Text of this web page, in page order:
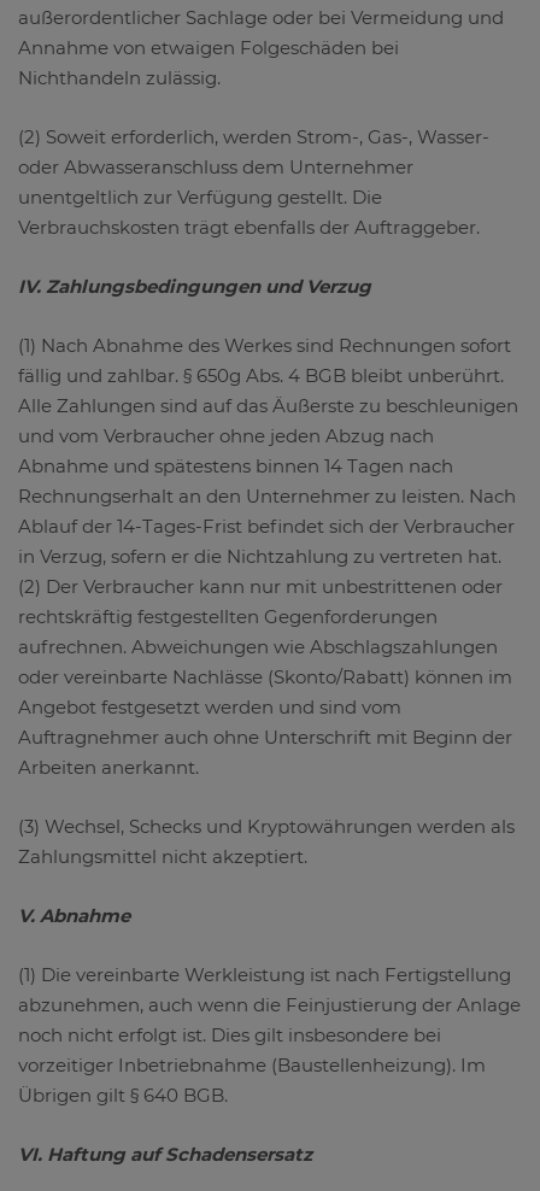
außerordentlicher Sachlage oder bei Vermeidung und
Annahme von etwaigen Folgeschäden bei
Nichthandeln zulässig.
(2) Soweit erforderlich, werden Strom-, Gas-, Wasser-
oder Abwasseranschluss dem Unternehmer
unentgeltlich zur Verfügung gestellt. Die
Verbrauchskosten trägt ebenfalls der Auftraggeber.
IV. Zahlungsbedingungen und Verzug
(1) Nach Abnahme des Werkes sind Rechnungen sofort
fällig und zahlbar. § 650g Abs. 4 BGB bleibt unberührt.
Alle Zahlungen sind auf das Äußerste zu beschleunigen
und vom Verbraucher ohne jeden Abzug nach
Abnahme und spätestens binnen 14 Tagen nach
Rechnungserhalt an den Unternehmer zu leisten. Nach
Ablauf der 14-Tages-Frist befindet sich der Verbraucher
in Verzug, sofern er die Nichtzahlung zu vertreten hat.
(2) Der Verbraucher kann nur mit unbestrittenen oder
rechtskräftig festgestellten Gegenforderungen
aufrechnen. Abweichungen wie Abschlagszahlungen
oder vereinbarte Nachlässe (Skonto/Rabatt) können im
Angebot festgesetzt werden und sind vom
Auftragnehmer auch ohne Unterschrift mit Beginn der
Arbeiten anerkannt.
(3) Wechsel, Schecks und Kryptowährungen werden als
Zahlungsmittel nicht akzeptiert.
V. Abnahme
(1) Die vereinbarte Werkleistung ist nach Fertigstellung
abzunehmen, auch wenn die Feinjustierung der Anlage
noch nicht erfolgt ist. Dies gilt insbesondere bei
vorzeitiger Inbetriebnahme (Baustellenheizung). Im
Übrigen gilt § 640 BGB.
VI. Haftung auf Schadensersatz